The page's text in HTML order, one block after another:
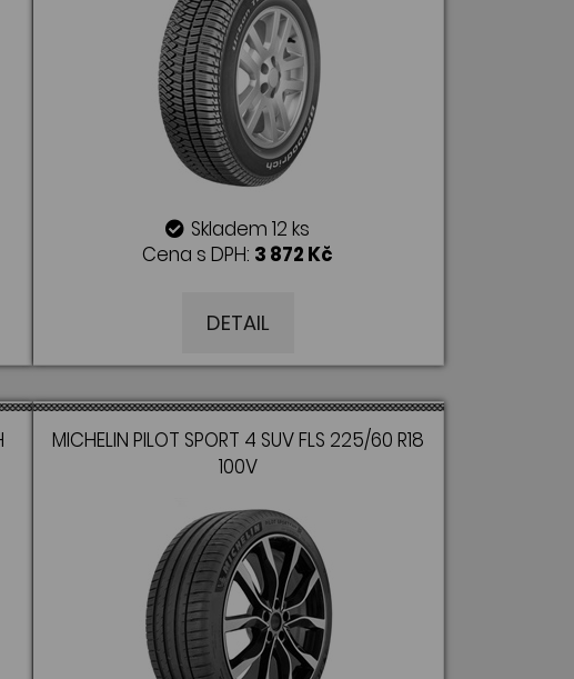
Skladem 12 ks
Cena s DPH: 3 872 Kč
DETAIL
MICHELIN PILOT SPORT 4 SUV FLS 225/60 R18
100V